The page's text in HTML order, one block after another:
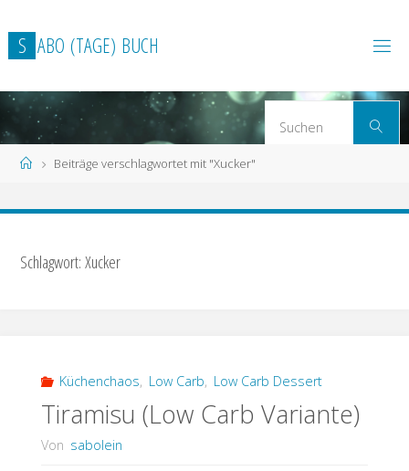
Inhalt
springen
S ABO (TAGE) BUCH
Suchen
StartBeiträge verschlagwortet mit "Xucker"
Schlagwort: Xucker
Küchenchaos, Low Carb, Low Carb Dessert
Tiramisu (Low Carb Variante)
Von sabolein